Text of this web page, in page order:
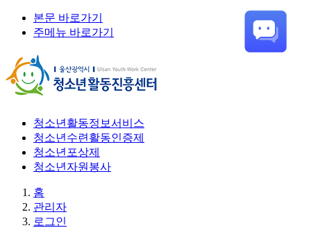
본문 바로가기
주메뉴 바로가기
청소년활동정보서비스
청소년수련활동인증제
청소년포상제
청소년자원봉사
홈
관리자
로그인